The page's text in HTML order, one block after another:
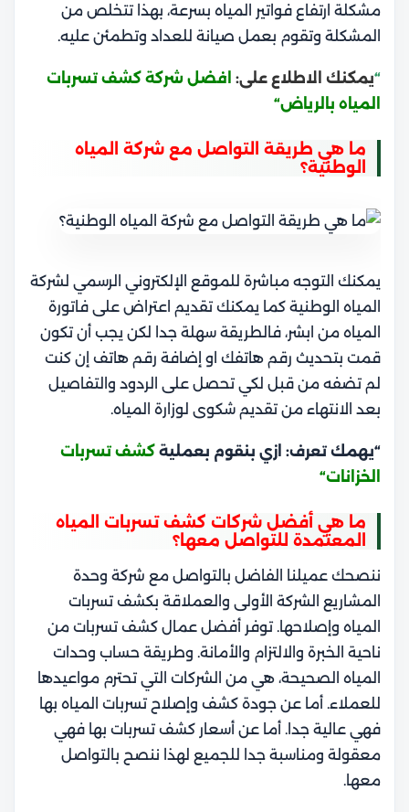
مشكلة ارتفاع فواتير المياه بسرعة، بهذا تتخلص من
المشكلة وتقوم بعمل صيانة للعداد وتطمئن عليه.
“يمكنك الاطلاع على: افضل شركة كشف تسربات
المياه بالرياض“
ما هي طريقة التواصل مع شركة المياه
الوطنية؟
يمكنك التوجه مباشرة للموقع الإلكتروني الرسمي لشركة
المياه الوطنية كما يمكنك تقديم اعتراض على فاتورة
المياه من ابشر، فالطريقة سهلة جدا لكن يجب أن تكون
قمت بتحديث رقم هاتفك او إضافة رقم هاتف إن كنت
لم تضفه من قبل لكي تحصل على الردود والتفاصيل
بعد الانتهاء من تقديم شكوى لوزارة المياه.
“يهمك تعرف: ازي بنقوم بعملية كشف تسربات
الخزانات“
ما هي أفضل شركات كشف تسربات المياه
المعتمدة للتواصل معها؟
ننصحك عميلنا الفاضل بالتواصل مع شركة وحدة
المشاريع الشركة الأولى والعملاقة بكشف تسربات
المياه وإصلاحها. توفر أفضل عمال كشف تسربات من
ناحية الخبرة والالتزام والأمانة. وطريقة حساب وحدات
المياه الصحيحة، هي من الشركات التي تحترم مواعيدها
للعملاء. أما عن جودة كشف وإصلاح تسربات المياه بها
فهي عالية جدا. أما عن أسعار كشف تسربات بها فهي
معقولة ومناسبة جدا للجميع لهذا ننصح بالتواصل
معها.